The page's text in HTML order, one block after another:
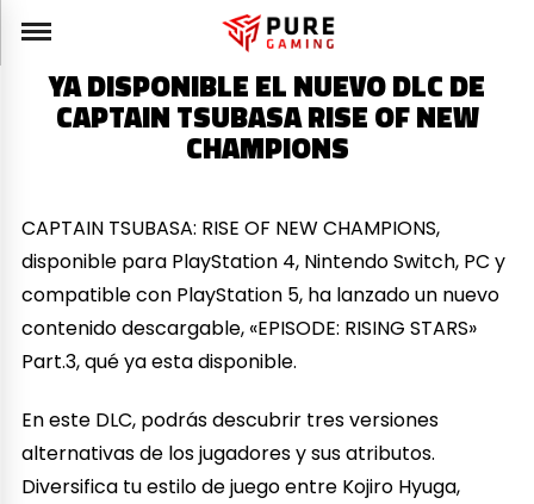
YA DISPONIBLE EL NUEVO DLC DE
CAPTAIN TSUBASA RISE OF NEW
CHAMPIONS
CAPTAIN TSUBASA: RISE OF NEW CHAMPIONS,
disponible para PlayStation 4, Nintendo Switch, PC y
compatible con PlayStation 5, ha lanzado un nuevo
contenido descargable, «EPISODE: RISING STARS»
Part.3, qué ya esta disponible.
En este DLC, podrás descubrir tres versiones
alternativas de los jugadores y sus atributos.
Diversifica tu estilo de juego entre Kojiro Hyuga,